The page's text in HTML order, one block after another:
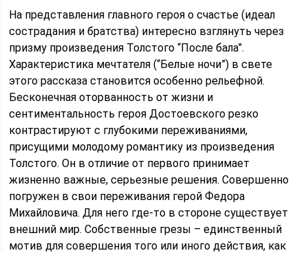
На представления главного героя о счастье (идеал
сострадания и братства) интересно взглянуть через
призму произведения Толстого “После бала”.
Характеристика мечтателя (“Белые ночи”) в свете
этого рассказа становится особенно рельефной.
Бесконечная оторванность от жизни и
сентиментальность героя Достоевского резко
контрастируют с глубокими переживаниями,
присущими молодому романтику из произведения
Толстого. Он в отличие от первого принимает
жизненно важные, серьезные решения. Совершенно
погружен в свои переживания герой Федора
Михайловича. Для него где-то в стороне существует
внешний мир. Собственные грезы – единственный
мотив для совершения того или иного действия, как